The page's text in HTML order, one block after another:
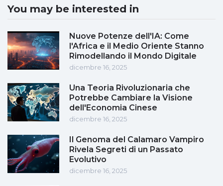
You may be interested in
Nuove Potenze dell'IA: Come
l'Africa e il Medio Oriente Stanno
Rimodellando il Mondo Digitale
dicembre 16, 2025
Una Teoria Rivoluzionaria che
Potrebbe Cambiare la Visione
dell'Economia Cinese
dicembre 16, 2025
Il Genoma del Calamaro Vampiro
Rivela Segreti di un Passato
Evolutivo
dicembre 16, 2025